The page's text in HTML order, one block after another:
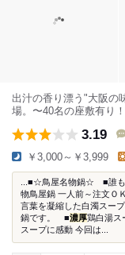
出汁の香り漂う"大阪の
場。〜40名の座敷有り！
3.19
￥3,000～￥3,999
...■☆鳥屋名物鍋☆ ■誰も
物鳥屋鍋 一人前～注文Ｏ
言葉を凝縮した白濁スー
鍋です。 ■濃厚鶏白湯ス
スープに感動 今回は...